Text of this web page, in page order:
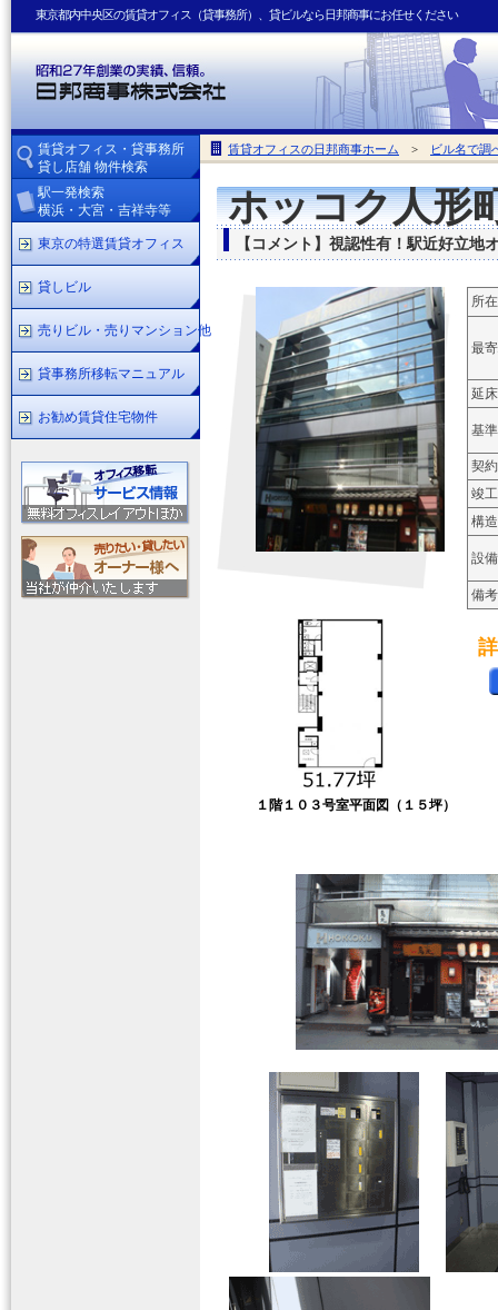
東京都内中央区の賃貸オフィス（貸事務所）、貸ビルなら日邦商事にお任せください
賃貸オフィスの日邦商事ホーム > ビル名で調
ホッコク人形
【コメント】視認性有！駅近好立地
１階１０３号室平面図（１５坪）
所
最
延床
基
契
竣工
構
設備
備考
賃貸オフィス・貸事務所
貸し店舗 物件検索
駅一発検索
横浜・大宮・吉祥寺等
東京の特選賃貸オフィス
貸しビル
売りビル・売りマンション他
貸事務所移転マニュアル
お勧め賃貸住宅物件